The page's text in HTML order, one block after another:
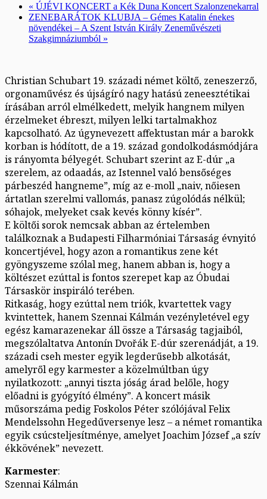
« ÚJÉVI KONCERT a Kék Duna Koncert Szalonzenekarral
ZENEBARÁTOK KLUBJA – Gémes Katalin énekes
növendékei – A Szent István Király Zeneművészeti
Szakgimnáziumból »
Christian Schubart 19. századi német költő, zeneszerző,
orgonaművész és újságíró nagy hatású zeneesztétikai
írásában arról elmélkedett, melyik hangnem milyen
érzelmeket ébreszt, milyen lelki tartalmakhoz
kapcsolható. Az úgynevezett affektustan már a barokk
korban is hódított, de a 19. század gondolkodásmódjára
is rányomta bélyegét. Schubart szerint az E-dúr „a
szerelem, az odaadás, az Istennel való bensőséges
párbeszéd hangneme”, míg az e-moll „naiv, nőiesen
ártatlan szerelmi vallomás, panasz zúgolódás nélkül;
sóhajok, melyeket csak kevés könny kísér”.
E költői sorok nemcsak abban az értelemben
találkoznak a Budapesti Filharmóniai Társaság évnyitó
koncertjével, hogy azon a romantikus zene két
gyöngyszeme szólal meg, hanem abban is, hogy a
költészet ezúttal is fontos szerepet kap az Óbudai
Társaskör inspiráló terében.
Ritkaság, hogy ezúttal nem triók, kvartettek vagy
kvintettek, hanem Szennai Kálmán vezényletével egy
egész kamarazenekar áll össze a Társaság tagjaiból,
megszólaltatva Antonín Dvořák E-dúr szerenádját, a 19.
századi cseh mester egyik legderűsebb alkotását,
amelyről egy karmester a közelmúltban úgy
nyilatkozott: „annyi tiszta jóság árad belőle, hogy
előadni is gyógyító élmény”. A koncert másik
műsorszáma pedig Foskolos Péter szólójával Felix
Mendelssohn Hegedűversenye lesz – a német romantika
egyik csúcsteljesítménye, amelyet Joachim József „a szív
ékkövének” nevezett.
Karmester:
Szennai Kálmán